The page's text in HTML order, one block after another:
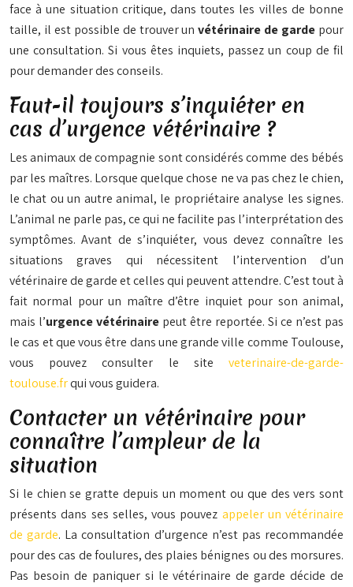
face à une situation critique, dans toutes les villes de bonne
taille, il est possible de trouver unvétérinaire de garde pour
une consultation. Si vous êtes inquiets, passez un coup de fil
pour demander des conseils.
Faut-il toujours s’inquiéter en
cas d’urgence vétérinaire ?
Les animaux de compagnie sont considérés comme des bébés
par les maîtres. Lorsque quelque chose ne va pas chez le chien,
le chat ou un autre animal, le propriétaire analyse les signes.
L’animal ne parle pas, ce qui ne facilite pas l’interprétation des
symptômes. Avant de s’inquiéter, vous devez connaître les
situations graves qui nécessitent l’intervention d’un
vétérinaire de garde et celles qui peuvent attendre. C’est tout à
fait normal pour un maître d’être inquiet pour son animal,
mais l’urgence vétérinaire peut être reportée. Si ce n’est pas
le cas et que vous être dans une grande ville comme Toulouse,
vous pouvez consulter le site veterinaire-de-garde-
toulouse.frqui vous guidera.
Contacter un vétérinaire pour
connaître l’ampleur de la
situation
Si le chien se gratte depuis un moment ou que des vers sont
présents dans ses selles, vous pouvez appeler un vétérinaire
de garde. La consultation d’urgence n’est pas recommandée
pour des cas de foulures, des plaies bénignes ou des morsures.
Pas besoin de paniquer si le vétérinaire de garde décide de